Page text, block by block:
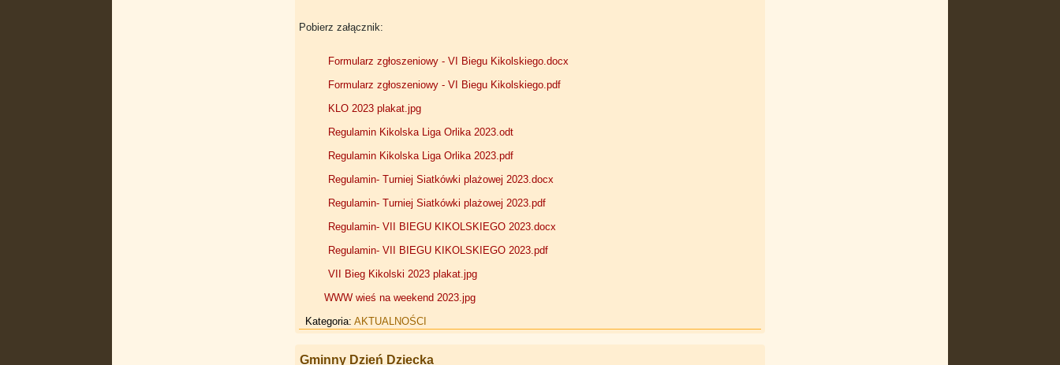
Pobierz załącznik:
Formularz zgłoszeniowy - VI Biegu Kikolskiego.docx
Formularz zgłoszeniowy - VI Biegu Kikolskiego.pdf
KLO 2023 plakat.jpg
Regulamin Kikolska Liga Orlika 2023.odt
Regulamin Kikolska Liga Orlika 2023.pdf
Regulamin- Turniej Siatkówki plażowej 2023.docx
Regulamin- Turniej Siatkówki plażowej 2023.pdf
Regulamin- VII BIEGU KIKOLSKIEGO 2023.docx
Regulamin- VII BIEGU KIKOLSKIEGO 2023.pdf
VII Bieg Kikolski 2023 plakat.jpg
WWW wieś na weekend 2023.jpg
Kategoria: AKTUALNOŚCI
Gminny Dzień Dziecka